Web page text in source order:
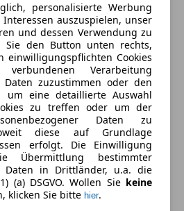
personalisierte Werbung
auszuspielen, unser
und dessen Verwendung zu
Sie den Button unten rechts,
einwilligungspflichten Cookies
Verarbeitung
Daten zuzustimmen oder den
um eine detaillierte Auswahl
zu treffen oder um der
Daten zu
diese auf Grundlage
erfolgt. Die Einwilligung
Übermittlung bestimmter
Daten in Drittländer, u.a. die
(a) DSGVO. Wollen Sie keine
klicken Sie bitte hier.